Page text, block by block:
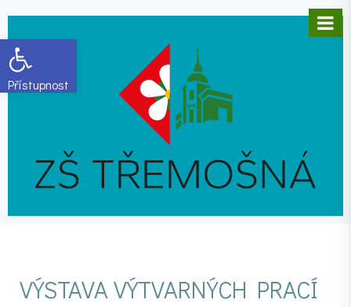
Open toolbar
VÝSTAVA VÝTVARNÝCH PRACÍ